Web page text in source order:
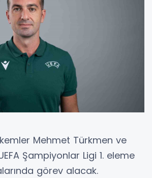
Mehmet Türkmen ve
Şampiyonlar Ligi 1. eleme
görev alacak.